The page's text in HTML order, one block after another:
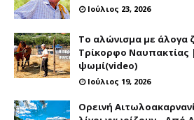
Ιούλιος 23, 2026
Το αλώνισμα με άλογα
Τρίκορφο Ναυπακτίας
ψωμί(video)
Ιούλιος 19, 2026
Ορεινή